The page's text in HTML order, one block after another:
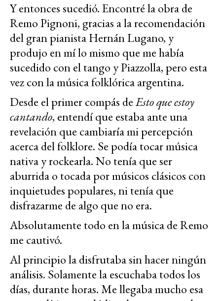
Y entonces sucedió. Encontré la obra de
Remo Pignoni, gracias a la recomendación
del gran pianista Hernán Lugano, y
produjo en mí lo mismo que me había
sucedido con el tango y Piazzolla, pero esta
vez con la música folklórica argentina.
Desde el primer compás deEsto que estoy
cantando, entendí que estaba ante una
revelación que cambiaría mi percepción
acerca del folklore. Se podía tocar música
nativa y rockearla. No tenía que ser
aburrida o tocada por músicos clásicos con
inquietudes populares, ni tenía que
disfrazarme de algo que no era.
Absolutamente todo en la música de Remo
me cautivó.
Al principio la disfrutaba sin hacer ningún
análisis. Solamente la escuchaba todos los
días, durante horas. Me llegaba mucho esa